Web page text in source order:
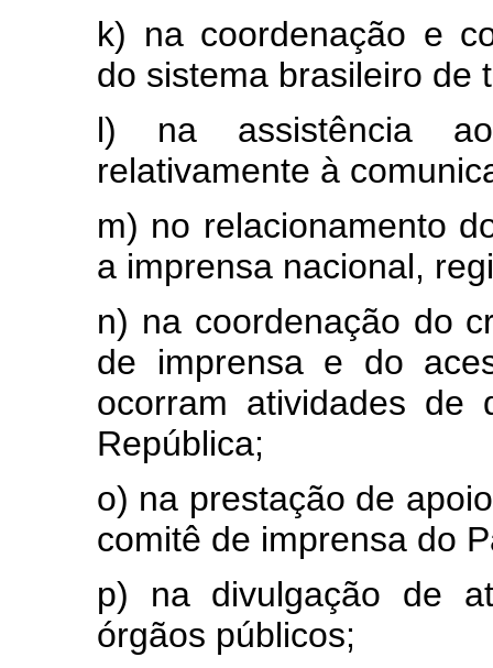
k) na coordenação e
do sistema brasileiro de
l) na assistência
relativamente à
m) no relacionamento
a imprensa nacional,
n) na coordenação do
de imprensa e do
ocorram atividades de
República;
o) na prestação de
comitê de imprensa do
p) na divulgação de
órgãos públicos;